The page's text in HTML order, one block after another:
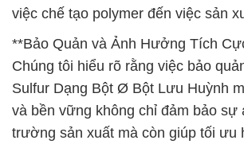
việc chế tạo polymer đến việc sản
**Bảo Quản và Ảnh Hưởng Tích
Chúng tôi hiểu rõ rằng việc bảo
Sulfur Dạng Bột Ø Bột Lưu Huỳnh
và bền vững không chỉ đảm bảo sự
trường sản xuất mà còn giúp tối ưu